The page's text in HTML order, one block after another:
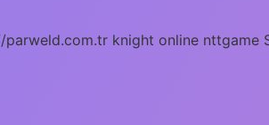
parweld.com.tr knight online nttgame